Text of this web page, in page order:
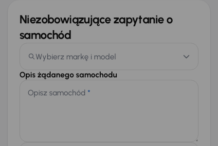
Niezobowiązujące zapytanie o
samochód
Wybierz markę i model
Opis żądanego samochodu
Opisz samochód *